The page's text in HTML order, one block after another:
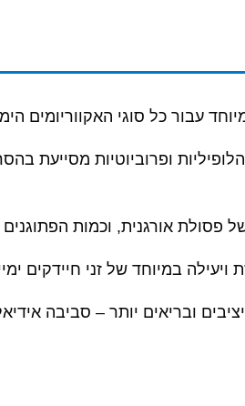
עבור כל סוגי האקווריומים
ופרוביוטיות מסייעת
אורגנית, וכמות
במיוחד של זני חיידקים
ובריאים יותר – סביבה